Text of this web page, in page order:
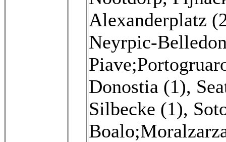
Alexanderplatz
Neyrpic-
Donostia (1),
Silbecke (1),